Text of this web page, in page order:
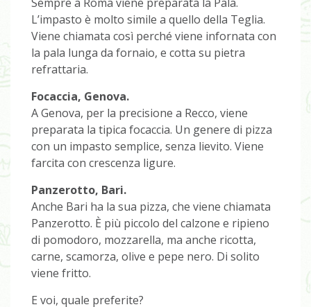
L’impasto è molto simile a quello della Teglia.
Viene chiamata così perché viene infornata con
la pala lunga da fornaio, e cotta su pietra
refrattaria.
Focaccia, Genova.
A Genova, per la precisione a Recco, viene
preparata la tipica focaccia. Un genere di pizza
con un impasto semplice, senza lievito. Viene
farcita con crescenza ligure.
Panzerotto, Bari.
Anche Bari ha la sua pizza, che viene chiamata
Panzerotto. È più piccolo del calzone e ripieno
di pomodoro, mozzarella, ma anche ricotta,
carne, scamorza, olive e pepe nero. Di solito
viene fritto.
E voi, quale preferite?